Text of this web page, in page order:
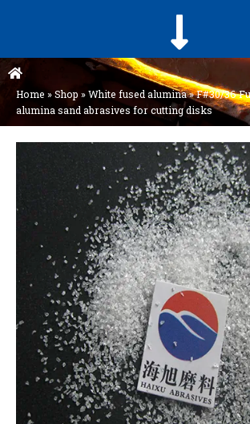
Home »Shop »White fused alumina»F#30/36
alumina sand abrasives for cutting disks